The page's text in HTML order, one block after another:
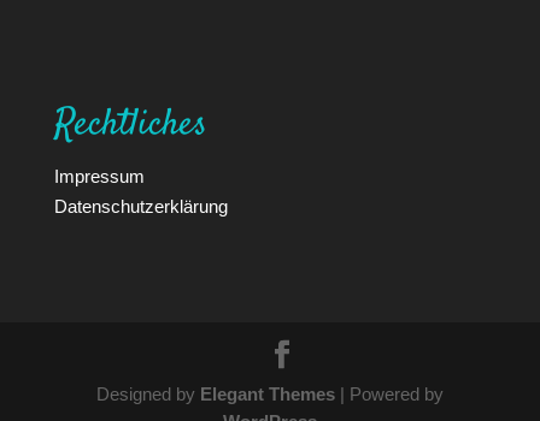
Rechtliches
Impressum
Datenschutzerklärung
Designed by Elegant Themes| Powered by